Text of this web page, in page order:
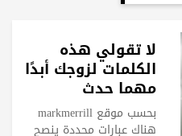
لا تقولي هذه
الكلمات لزوجك أبدًا
مهما حدث
بحسب موقع markmerrill
هناك عبارات محددة ينصح